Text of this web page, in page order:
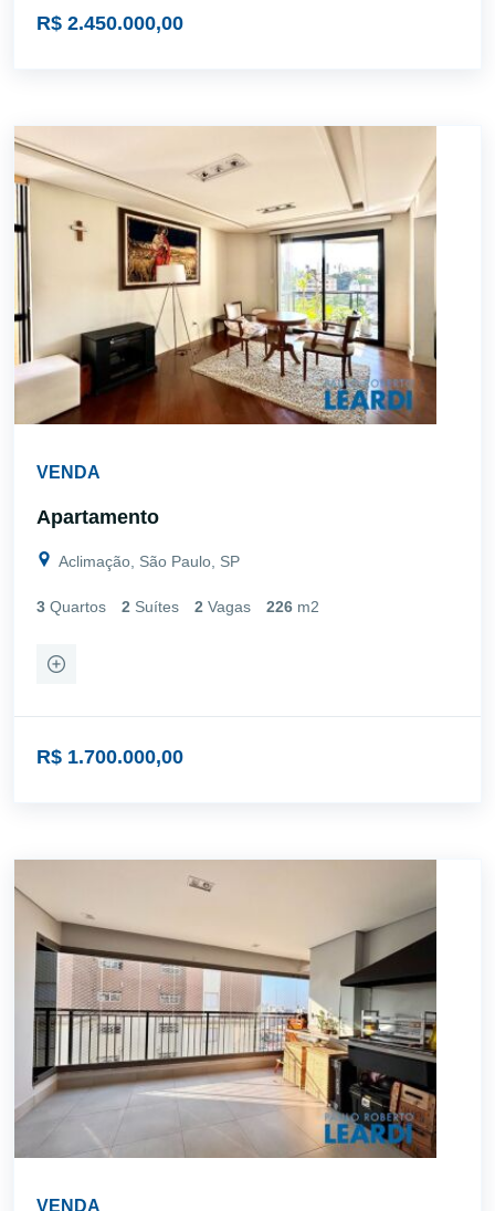
R$ 2.450.000,00
VENDA
Apartamento
Aclimação, São Paulo, SP
3 Quartos 2 Suítes 2 Vagas 226 m2
R$ 1.700.000,00
VENDA